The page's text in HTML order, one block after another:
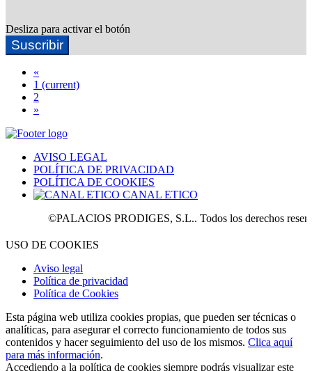
Desliza para activar el botón
Suscribir
«
1 (current)
2
»
AVISO LEGAL
POLÍTICA DE PRIVACIDAD
POLÍTICA DE COOKIES
CANAL ETICO
©PALACIOS PRODIGES, S.L.. Todos los derechos
USO DE COOKIES
Aviso legal
Política de privacidad
Política de Cookies
Esta página web utiliza cookies propias, que pueden ser técnicas o
analíticas, para asegurar el correcto funcionamiento de todos sus
contenidos y hacer seguimiento del uso de los mismos. Clica aquí
para más información.
Accediendo a la política de cookies siempre podrás visualizar este